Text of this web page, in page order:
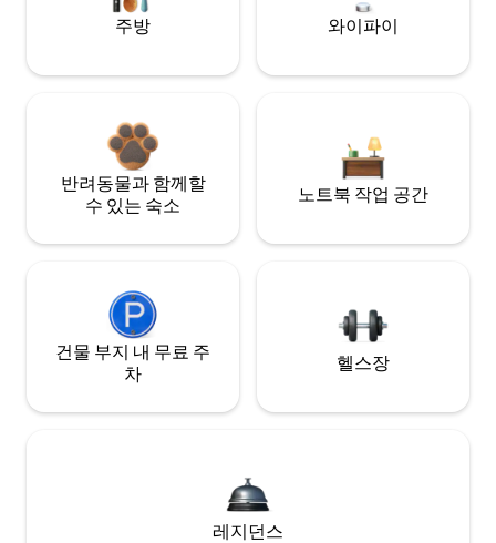
주방 와이파이
반려동물과 함께할
수 있는 숙소
노트북 작업 공간
건물 부지 내 무료 주
차
헬스장
레지던스